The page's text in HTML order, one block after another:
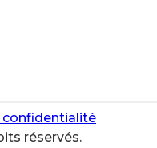
confidentialité
réservés.